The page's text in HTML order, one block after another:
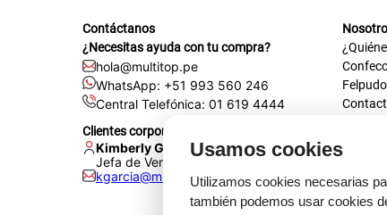
Usamos cookies
Utilizamos cookies necesarias
también podemos usar cookies
Contáctanos
¿Necesitas ayuda con tu compra?
hola@multitop.pe
WhatsApp: +51 993 560 246
Central Telefónica: 01 619 4444
Clientes corporativos
Kimberly Garcia
Jefa de Ventas Empresas
kgarcia@multitop.pe
Tienda
Av.